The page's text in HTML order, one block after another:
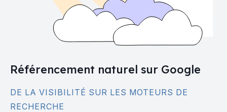
Référencement naturel sur Google
DE LA VISIBILITÉ SUR LES MOTEURS DE
RECHERCHE